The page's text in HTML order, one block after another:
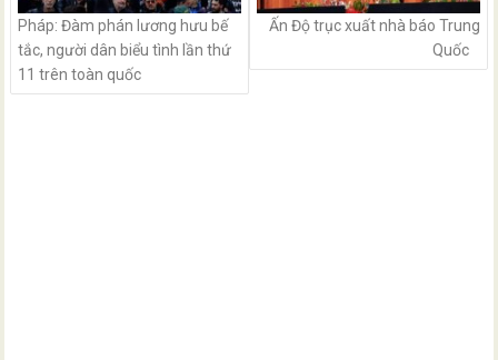
Pháp: Đàm phán lương hưu bế
tắc, người dân biểu tình lần thứ
11 trên toàn quốc
Ấn Độ trục xuất nhà báo Trung
Quốc